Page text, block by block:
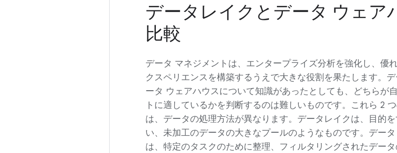
データレイクとデータ ウェア
比較
データ マネジメントは、エンタープライズ分析を強化し、優
クスペリエンスを構築するうえで大きな役割を果たします。
ータ ウェアハウスについて知識があったとしても、どちらが
トに適しているかを判断するのは難しいものです。これら 2
は、データの処理方法が異なります。データレイクは、目的
い、未加工のデータの大きなプールのようなものです。デー
は、特定のタスクのために整理、フィルタリングされたデー